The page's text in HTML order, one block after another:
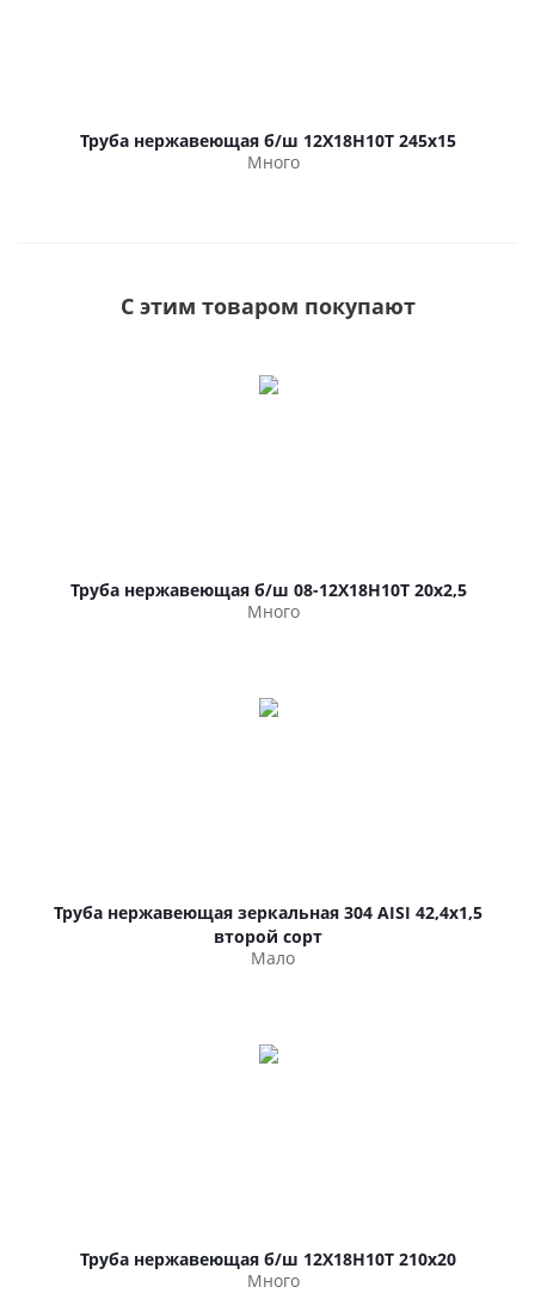
Труба нержавеющая б/ш 12Х18Н10Т 245х15
Много
С этим товаром покупают
Труба нержавеющая б/ш 08-12Х18Н10Т 20х2,5
Много
Труба нержавеющая зеркальная 304 AISI 42,4х1,5
второй сорт
Мало
Труба нержавеющая б/ш 12Х18Н10Т 210х20
Много